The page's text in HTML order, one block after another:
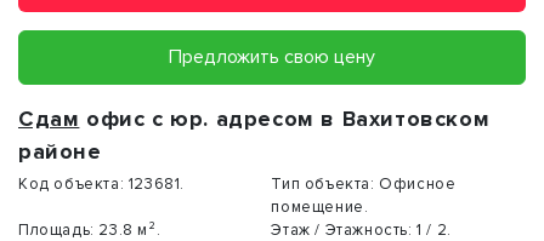
Предложить свою цену
Сдам офис с юр. адресом в Вахитовском
районе
Код объекта: 123681. Тип объекта: Офисное
помещение.
Площадь: 23.8 м². Этаж / Этажность: 1 / 2.